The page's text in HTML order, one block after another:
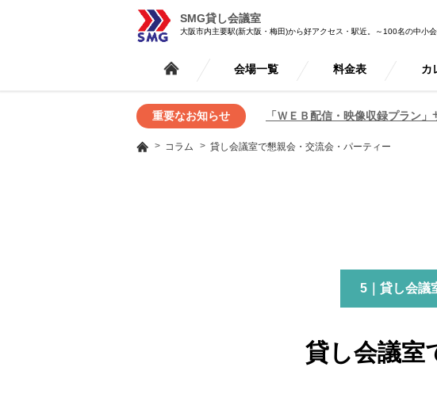
SMG貸し会議室
大阪市内主要駅(新大阪・梅田)から好アクセス・駅近。～100名の中小
会場一覧 料金表 カ
重要なお知らせ 「ＷＥＢ配信・映像収録プラン
コラム 貸し会議室で懇親会・交流会・パーティー
5｜貸し会議
貸し会議室